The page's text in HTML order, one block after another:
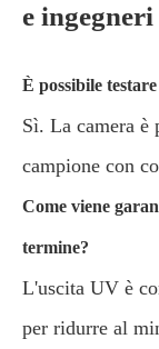
e ingegneri
È possibile
Sì. La camera è
campione con
Come viene
termine?
L'uscita UV è
per ridurre al